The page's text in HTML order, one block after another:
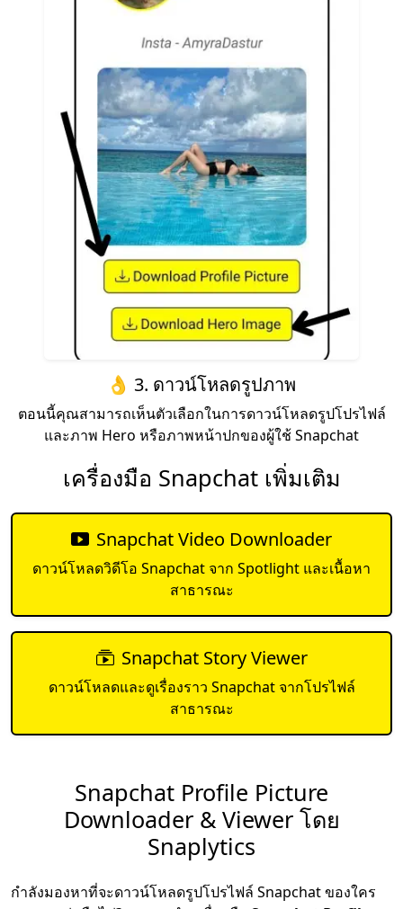
👌 3. ดาวน์โหลดรูปภาพ
ตอนนี้คุณสามารถเห็นตัวเลือกในการดาวน์โหลดรูปโปรไฟล์
และภาพ Hero หรือภาพหน้าปกของผู้ใช้ Snapchat
เครื่องมือ Snapchat เพิ่มเติม
Snapchat Video Downloader
ดาวน์โหลดวิดีโอ Snapchat จาก Spotlight และเนื้อหา
สาธารณะ
Snapchat Story Viewer
ดาวน์โหลดและดูเรื่องราว Snapchat จากโปรไฟล์
สาธารณะ
Snapchat Profile Picture
Downloader & Viewer โดย
Snaplytics
กำลังมองหาที่จะดาวน์โหลดรูปโปรไฟล์ Snapchat ของใคร